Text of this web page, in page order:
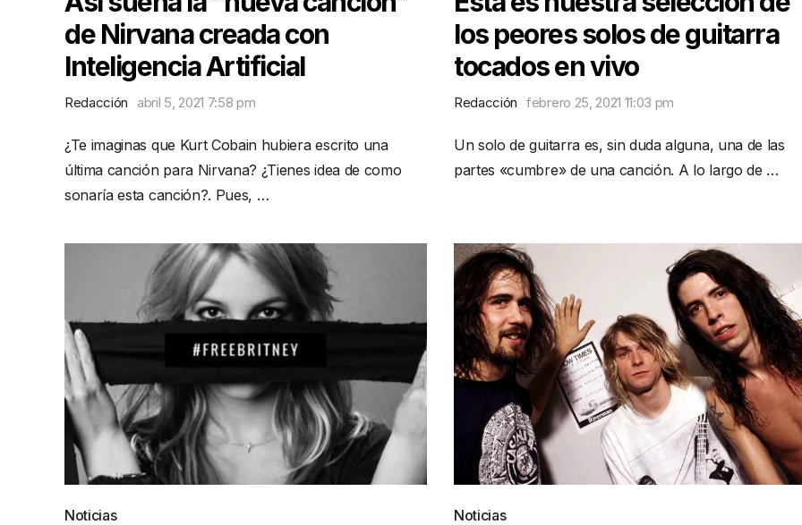
de Nirvana creada con
Inteligencia Artificial
Redacción abril 5, 2021 7:58 pm
¿Te imaginas que Kurt Cobain hubiera escrito una
última canción para Nirvana? ¿Tienes idea de como
sonaría esta canción?. Pues, …
los peores solos de guitarra
tocados en vivo
Redacción febrero 25, 2021 11:03 pm
Un solo de guitarra es, sin duda alguna, una de las
partes «cumbre» de una canción. A lo largo de …
Noticias Noticias